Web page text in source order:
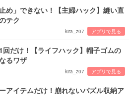
め」できない！【主婦ハック】縫い直
テク
kira_z07 アプリで見る
回だけ！【ライフハック】帽子ゴムの
るワザ
kira_z07 アプリで見る
アイテムだけ！崩れないパズル収納ア